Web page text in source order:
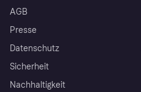
AGB
Presse
Datenschutz
Sicherheit
Nachhaltigkeit